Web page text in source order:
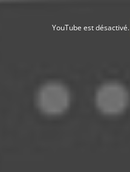
YouTube est désactivé.